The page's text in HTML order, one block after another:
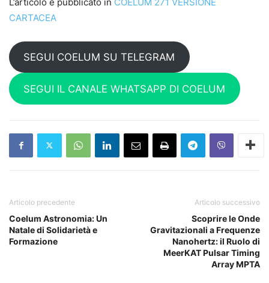
CARTACEA
SEGUI COELUM SU TELEGRAM
SEGUI IL CANALE WHATSAPP DI COELUM
Articolo precedente
Coelum Astronomia: Un
Natale di Solidarietà e
Formazione
Articolo successivo
Scoprire le Onde
Gravitazionali a Frequenze
Nanohertz: il Ruolo di
MeerKAT Pulsar Timing
Array MPTA